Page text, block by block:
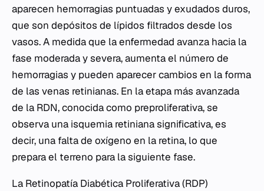
aparecen hemorragias puntuadas y exudados duros,
que son depósitos de lípidos filtrados desde los
vasos. A medida que la enfermedad avanza hacia la
fase moderada y severa, aumenta el número de
hemorragias y pueden aparecer cambios en la forma
de las venas retinianas. En la etapa más avanzada
de la RDN, conocida como preproliferativa, se
observa una isquemia retiniana significativa, es
decir, una falta de oxígeno en la retina, lo que
prepara el terreno para la siguiente fase.
La Retinopatía Diabética Proliferativa (RDP)